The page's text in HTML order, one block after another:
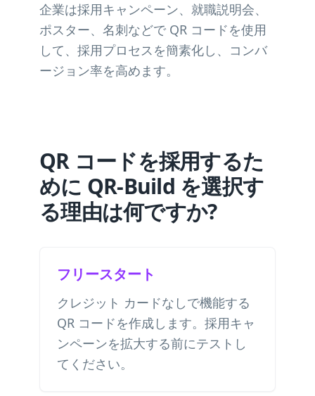
企業は採用キャンペーン、就職説明会、
ポスター、名刺などで QR コードを使用
して、採用プロセスを簡素化し、コンバ
ージョン率を高めます。
QR コードを採用するた
めに QR-Build を選択す
る理由は何ですか?
フリースタート
クレジット カードなしで機能する
QR コードを作成します。採用キャ
ンペーンを拡大する前にテストし
てください。